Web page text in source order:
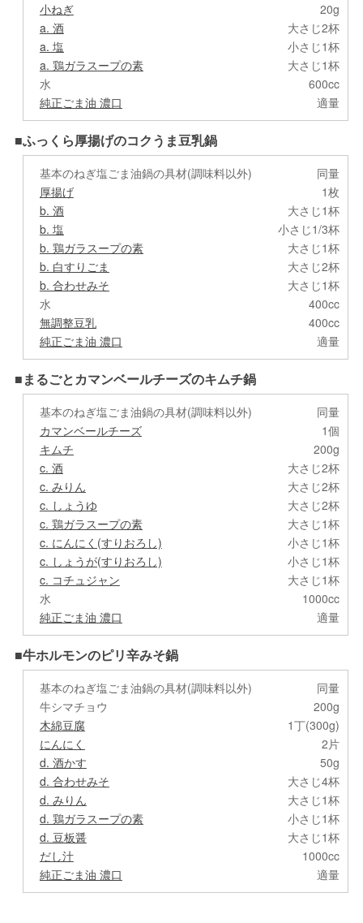
小ねぎ
20g
a. 酒
大さじ2杯
a. 塩
小さじ1杯
a. 鶏ガラスープの素
大さじ1杯
水
600cc
純正ごま油 濃口
適量
■ふっくら厚揚げのコクうま豆乳鍋
基本のねぎ塩ごま油鍋の具材(調味料以外)
同量
厚揚げ
1枚
b. 酒
大さじ1杯
b. 塩
小さじ1/3杯
b. 鶏ガラスープの素
大さじ1杯
b. 白すりごま
大さじ2杯
b. 合わせみそ
大さじ1杯
水
400cc
無調整豆乳
400cc
純正ごま油 濃口
適量
■まるごとカマンベールチーズのキムチ鍋
基本のねぎ塩ごま油鍋の具材(調味料以外)
同量
カマンベールチーズ
1個
キムチ
200g
c. 酒
大さじ2杯
c. みりん
大さじ2杯
c. しょうゆ
大さじ2杯
c. 鶏ガラスープの素
大さじ1杯
c. にんにく(すりおろし)
小さじ1杯
c. しょうが(すりおろし)
小さじ1杯
c. コチュジャン
大さじ1杯
水
1000cc
純正ごま油 濃口
適量
■牛ホルモンのピリ辛みそ鍋
基本のねぎ塩ごま油鍋の具材(調味料以外)
同量
牛シマチョウ
200g
木綿豆腐
1丁(300g)
にんにく
2片
d. 酒かす
50g
d. 合わせみそ
大さじ4杯
d. みりん
大さじ1杯
d. 鶏ガラスープの素
小さじ1杯
d. 豆板醤
大さじ1杯
だし汁
1000cc
純正ごま油 濃口
適量